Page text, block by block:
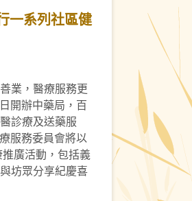
一系列社區健
業，醫療服務更
開辦中藥局，百
診療及送藥服
服務委員會將以
推廣活動，包括義
坊眾分享紀慶喜